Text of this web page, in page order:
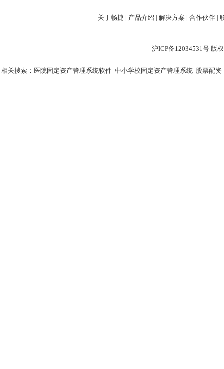
关于畅捷 | 产品介绍 | 解决方案 | 合作伙伴 |
沪ICP备12034531号 版
相关搜索： 医院固定资产管理系统软件 中小学校固定资产管理系统 股票配资